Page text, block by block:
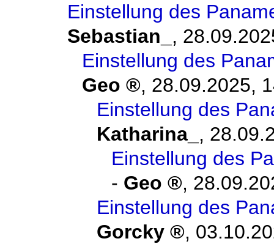
Einstellung des
Sebastian_ ,
Einstellung des
Geo
, 28.09.2025,
Einstellung des
Katharina_ ,
Einstellung des
- Geo ,
Einstellung des
Gorcky
,